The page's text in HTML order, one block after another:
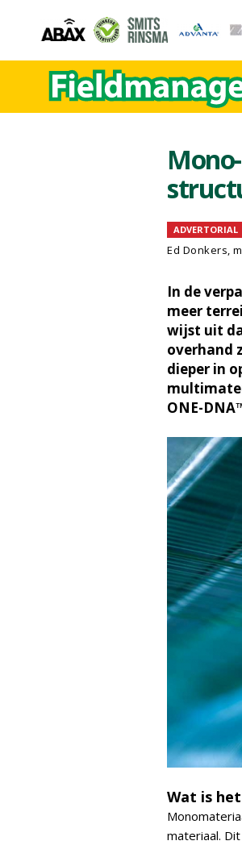
ADVERTORIAL
Ed Donkers,
In de
meer
wijst uit
overhand
dieper in
ONE-
Wat is
materiaal.